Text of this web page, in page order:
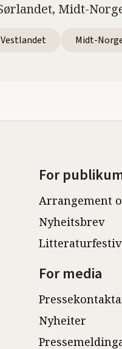
Midt-
Vestlandet Midt-
For
Arrangement
Nyheitsbrev
For media
Nyheiter